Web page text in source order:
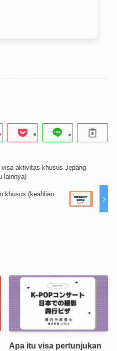
visa aktivitas khusus Jepang
lainnya)
khusus (keahlian
Apa itu visa pertunjukan